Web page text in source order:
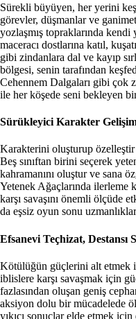
Sürekli büyüyen, her yerini
görevler, düşmanlar ve
yozlaşmış topraklarında
maceracı dostlarına katıl,
gibi zindanlara dal ve kayıp
bölgesi, senin tarafından
Cehennem Dalgaları gibi çok
ile her köşede seni bekleyen
Sürükleyici Karakter
Karakterini oluşturup özelleştir
Beş sınıftan birini seçerek
kahramanını oluştur ve sana
Yetenek Ağaçlarında ilerleme
karşı savaşını önemli ölçüde
da eşsiz oyun sonu
Efsanevi Teçhizat, Destansı
Kötülüğün güçlerini alt etmek
iblislere karşı savaşmak için
fazlasından oluşan geniş
aksiyon dolu bir mücadelede
yıkıcı sonuçlar elde etmek